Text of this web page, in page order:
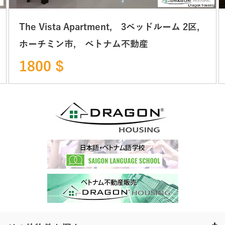
The Vista Apartment, 3ベッドルーム 2区,
ホーチミン市, ベトナム不動産
1800 $